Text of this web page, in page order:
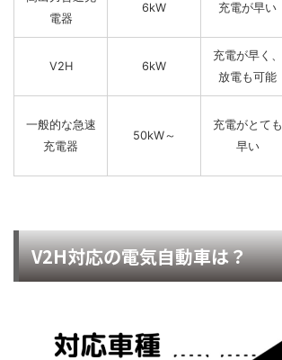
電器
6kW 充電が早い
V2H 6kW
充電が早く、
放電も可能
一般的な急速
充電器
50kW～
充電がとても
早い
V2H対応の電気自動車は？